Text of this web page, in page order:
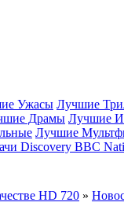
Ужасы Лучшие
Драмы Лучшие
Лучшие
Discovery BBC
HD 720 »